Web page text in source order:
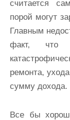
считается
порой могут
Главным
факт, что
ремонта,
сумму дохода.
Все бы